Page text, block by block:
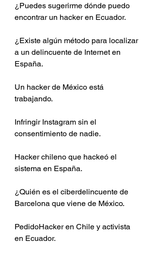
¿Puedes sugerirme dónde puedo
encontrar un hacker en Ecuador.
¿Existe algún método para localizar
a un delincuente de Internet en
España.
Un hacker de México está
trabajando.
Infringir Instagram sin el
consentimiento de nadie.
Hacker chileno que hackeó el
sistema en España.
¿Quién es el ciberdelincuente de
Barcelona que viene de México.
PedidoHacker en Chile y activista
en Ecuador.